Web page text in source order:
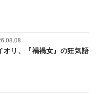
オリ、『禍禍女』の狂気語